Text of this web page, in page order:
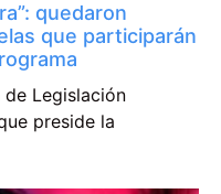
quedaron
que participarán
Legislación
preside la